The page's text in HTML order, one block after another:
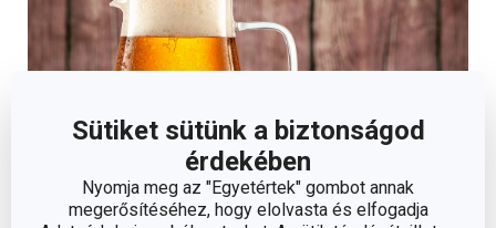
Sütiket sütünk a biztonságod
érdekében
Nyomja meg az "Egyetértek" gombot annak
megerősítéséhez, hogy elolvasta és elfogadja